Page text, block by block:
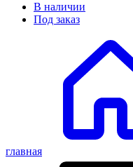
В наличии
Под заказ
главная